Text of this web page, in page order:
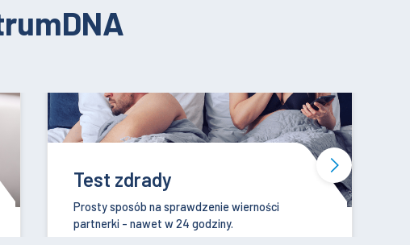
Test na raka jelita grubego
Pragniesz cieszyć się życiem jak najdłużej, ale
obawiasz się kolonoskopii? Wykonaj ColoAlert!